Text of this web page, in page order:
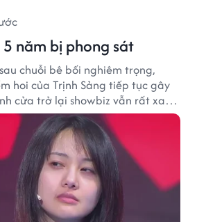
5 năm bị phong sát
chuỗi bê bối nghiêm trọng,
hoi của Trịnh Sảng tiếp tục gây
cửa trở lại showbiz vẫn rất xa